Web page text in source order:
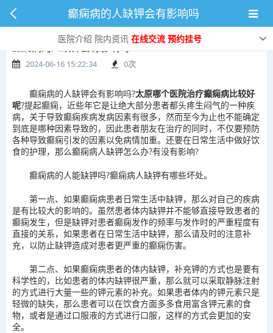
医院介绍 院内资讯 在线交流 预约挂号
癫痫病的人缺钾会有影响吗
癫痫病的人缺钾会有影响吗
2024-06-16 15:22:34 0次
癫痫病的人缺钾会有影响吗?太原哪个医院治疗癫痫病比较好
呢?提起癫痫，近些年它是让绝大部分患者都头疼生闷气的一种疾
病，关于导致癫痫疾病发病因素有很多，然而至今为止也不能确定
到底是哪种因素导致的，因此患者朋友在治疗的同时，不仅要预防
各种导致癫痫引发的因素以免病情加重。还要在日常生活中做好饮
食的护理，那么癫痫病人缺钾怎么办?有没有影响?
癫痫病的人能缺钾吗?癫痫病人缺钾有哪些坏处。
第一点、如果癫痫病患者日常生活中缺钾，那么对自己的疾病
是有比较大的影响的。虽然患者体内缺钾并不能够直接导致患者的
癫痫发生，但是缺钾对患者癫痫发作的频率与发作时的严重程度有
直接的关系，如果患者在日常生活中缺钾，那么请及时的注意补
充，以防止缺钾造成对患者更严重的癫痫伤害。
第二点、如果癫痫病患者的体内缺钾，补充钾的方式也是要有
科学性的，比如患者的体内缺钾很严重，那么就可以采取静脉注射
的方式进行大量一些的钾元素的补充。如果患者体内的钾元素只是
轻微的缺失，那么患者可以在饮食方面多多食用富含钾元素的食
物，或者是通过口服液的方式进行口服，这样的方式会更加的安
全。